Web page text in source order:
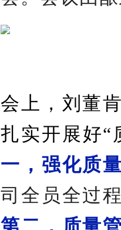
会上，刘董
扎实开展好“
一，强化质
司全员全过